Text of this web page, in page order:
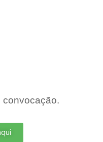
convocação.